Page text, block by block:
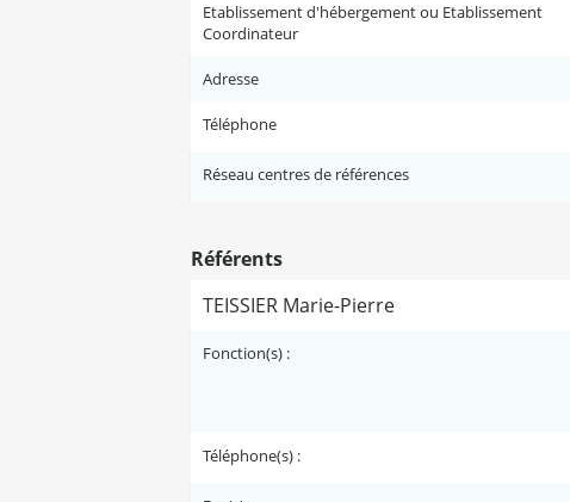
Etablissement d'hébergement ou Etablissement
Coordinateur
Adresse
Téléphone
Réseau centres de références
Référents
TEISSIER Marie-Pierre
Fonction(s) :
Téléphone(s) :